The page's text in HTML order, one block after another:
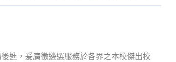
進，爰廣徵遴選服務於各界之本校傑出校